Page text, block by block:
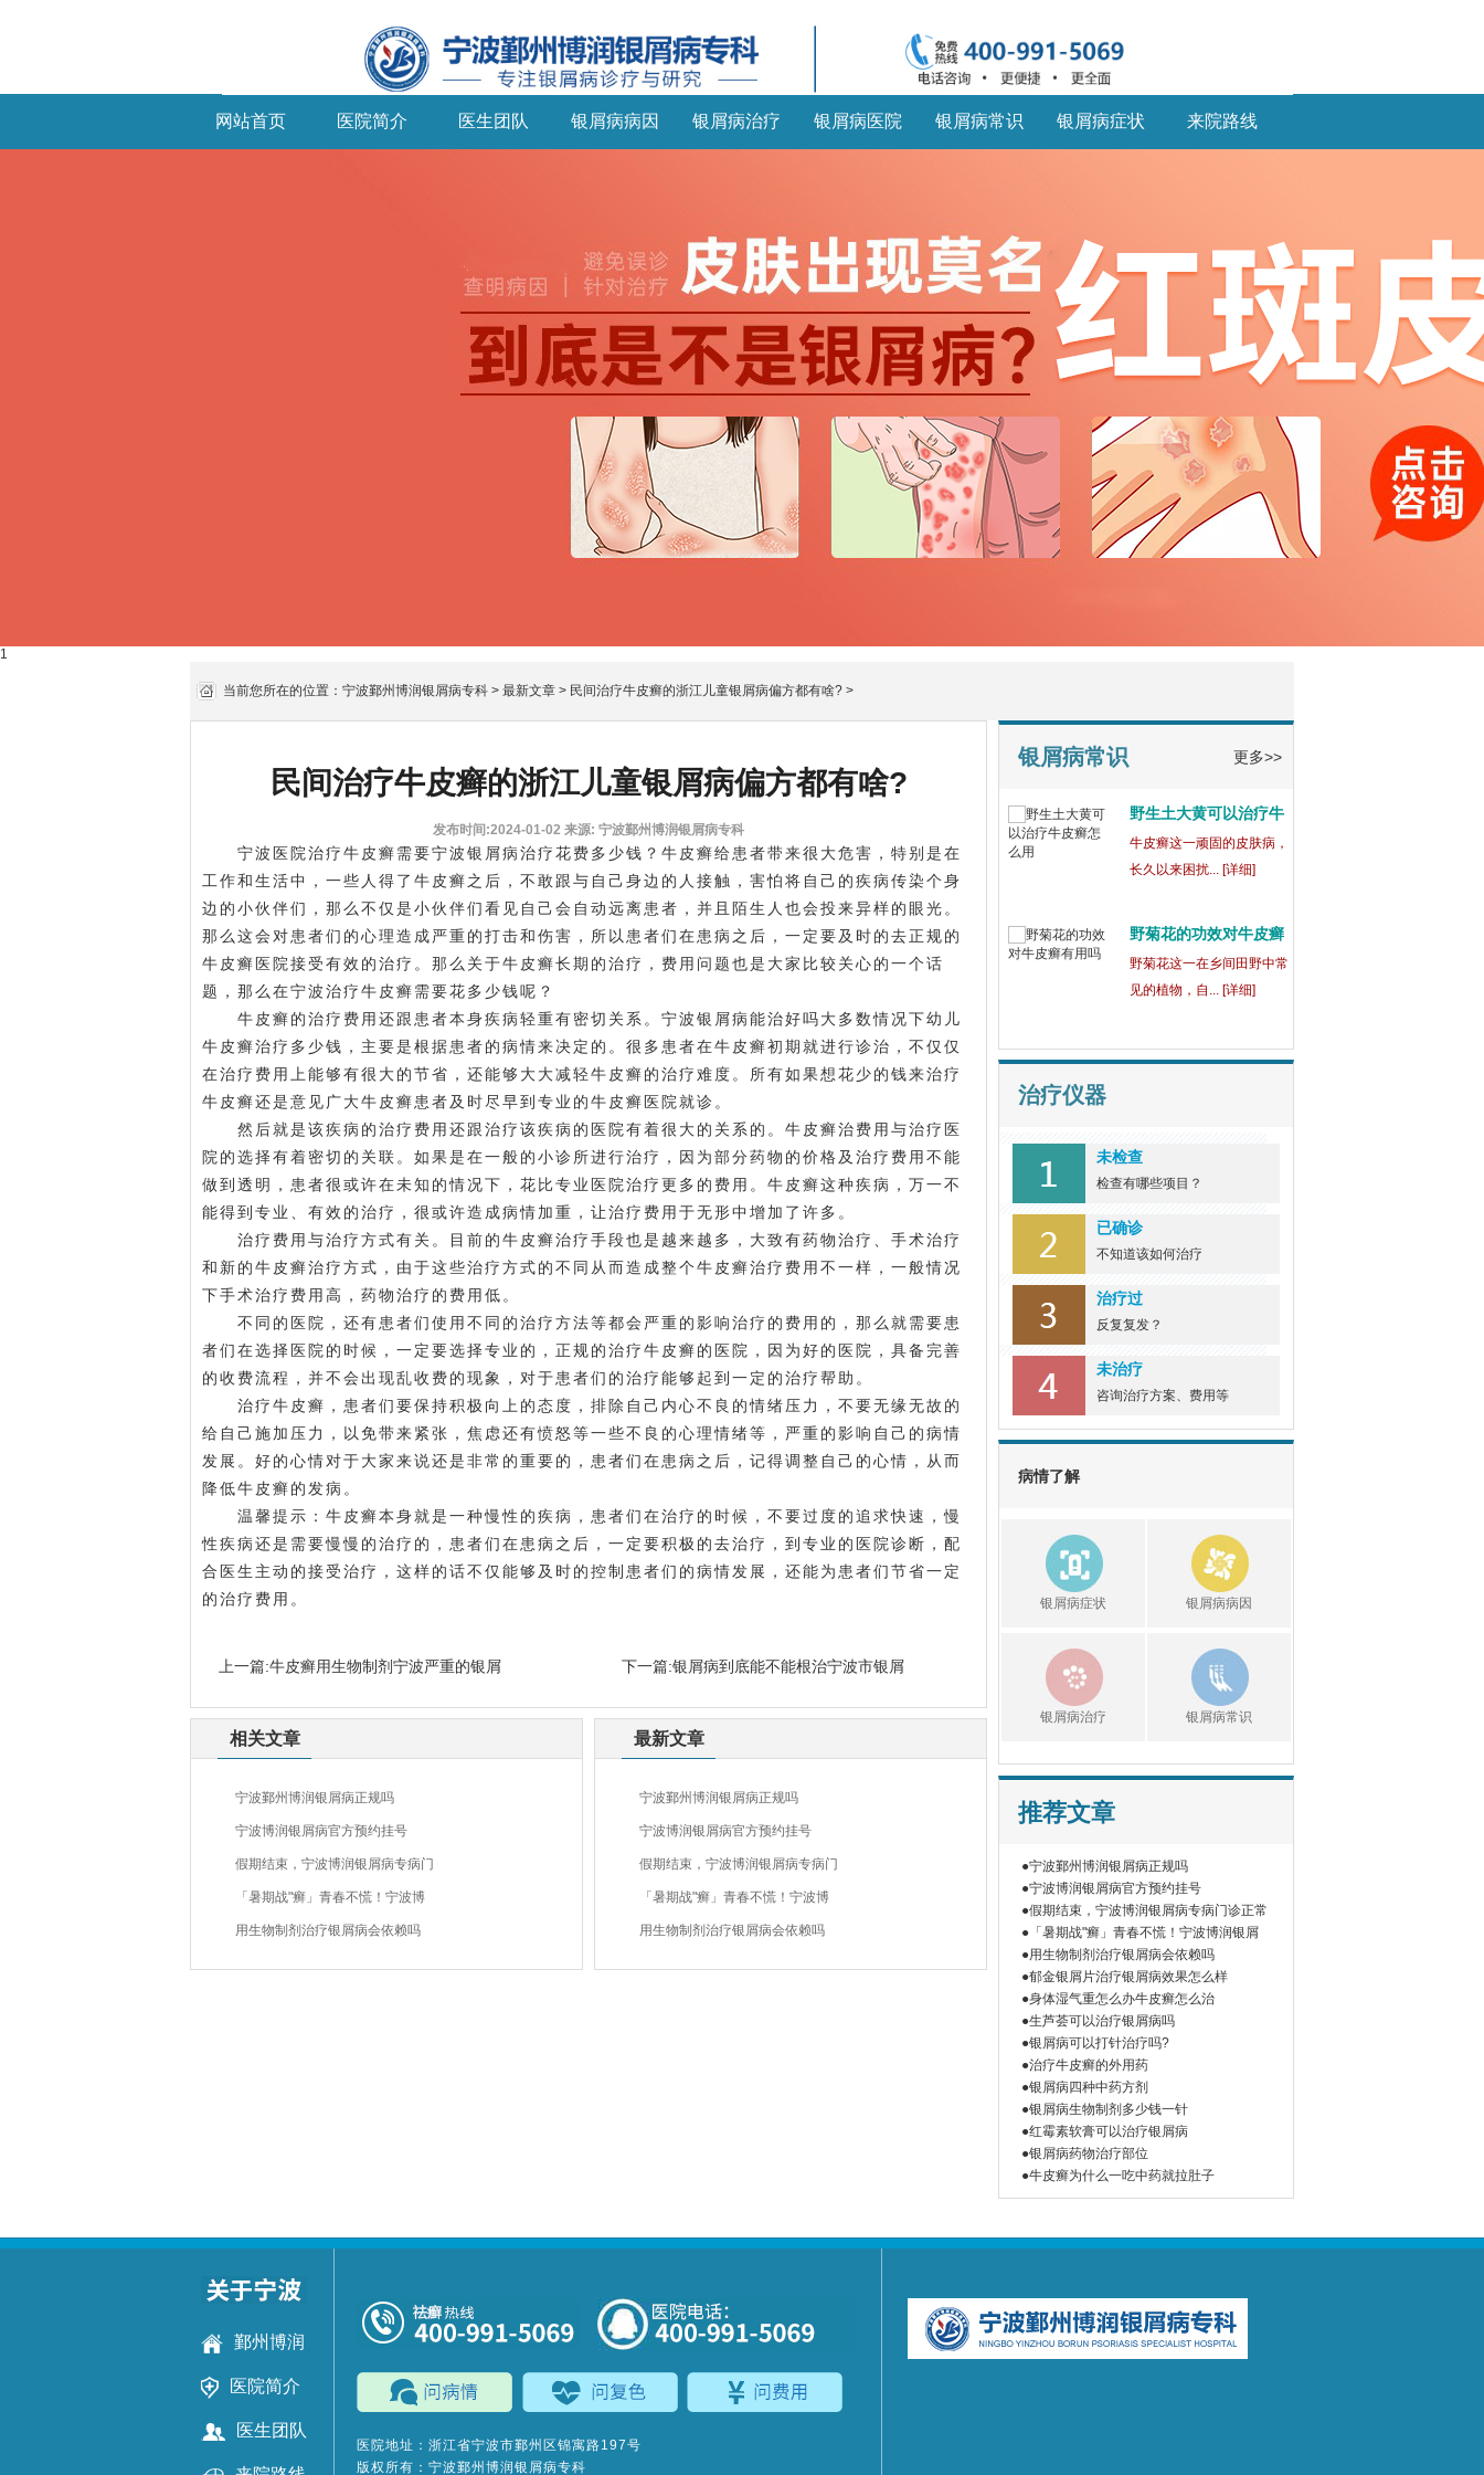
网站首页 医院简介 医生团队 银屑病病因 银屑病治疗 银屑病医院 银屑病常识 银屑病症状 来院路线
1
当前您所在的位置： 宁波鄞州博润银屑病专科 > 最新文章 > 民间治疗牛皮癣的浙江儿童银屑病偏方都有啥? >
民间治疗牛皮癣的浙江儿童银屑病偏方都有啥?
发布时间:2024-01-02 来源: 宁波鄞州博润银屑病专科
宁波医院治疗牛皮癣需要宁波银屑病治疗花费多少钱？牛皮癣给患者带来很大危害，特别是在
工作和生活中，一些人得了牛皮癣之后，不敢跟与自己身边的人接触，害怕将自己的疾病传染个身
边的小伙伴们，那么不仅是小伙伴们看见自己会自动远离患者，并且陌生人也会投来异样的眼光。
那么这会对患者们的心理造成严重的打击和伤害，所以患者们在患病之后，一定要及时的去正规的
牛皮癣医院接受有效的治疗。那么关于牛皮癣长期的治疗，费用问题也是大家比较关心的一个话
题，那么在宁波治疗牛皮癣需要花多少钱呢？
牛皮癣的治疗费用还跟患者本身疾病轻重有密切关系。 宁波银屑病能治好吗大多数情况下幼儿
牛皮癣治疗多少钱，主要是根据患者的病情来决定的。很多患者在牛皮癣初期就进行诊治，不仅仅
在治疗费用上能够有很大的节省，还能够大大减轻牛皮癣的治疗难度。所有如果想花少的钱来治疗
牛皮癣还是意见广大牛皮癣患者及时尽早到专业的牛皮癣医院就诊。
然后就是该疾病的治疗费用还跟治疗该疾病的医院有着很大的关系的。牛皮癣治费用与治疗医
院的选择有着密切的关联。如果是在一般的小诊所进行治疗，因为部分药物的价格及治疗费用不能
做到透明，患者很或许在未知的情况下，花比专业医院治疗更多的费用。牛皮癣这种疾病，万一不
能得到专业、有效的治疗，很或许造成病情加重，让治疗费用于无形中增加了许多。
治疗费用与治疗方式有关。目前的牛皮癣治疗手段也是越来越多，大致有药物治疗、手术治疗
和新的牛皮癣治疗方式，由于这些治疗方式的不同从而造成整个牛皮癣治疗费用不一样，一般情况
下手术治疗费用高，药物治疗的费用低。
不同的医院，还有患者们使用不同的治疗方法等都会严重的影响治疗的费用的，那么就需要患
者们在选择医院的时候，一定要选择专业的，正规的治疗牛皮癣的医院，因为好的医院，具备完善
的收费流程，并不会出现乱收费的现象，对于患者们的治疗能够起到一定的治疗帮助。
治疗牛皮癣，患者们要保持积极向上的态度，排除自己内心不良的情绪压力，不要无缘无故的
给自己施加压力，以免带来紧张，焦虑还有愤怒等一些不良的心理情绪等，严重的影响自己的病情
发展。好的心情对于大家来说还是非常的重要的，患者们在患病之后，记得调整自己的心情，从而
降低牛皮癣的发病。
温馨提示：牛皮癣本身就是一种慢性的疾病，患者们在治疗的时候，不要过度的追求快速，慢
性疾病还是需要慢慢的治疗的，患者们在患病之后，一定要积极的去治疗，到专业的医院诊断，配
合医生主动的接受治疗，这样的话不仅能够及时的控制患者们的病情发展，还能为患者们节省一定
的治疗费用。
上一篇:牛皮癣用生物制剂宁波严重的银屑 下一篇:银屑病到底能不能根治宁波市银屑
相关文章
宁波鄞州博润银屑病正规吗
宁波博润银屑病官方预约挂号
假期结束，宁波博润银屑病专病门
「暑期战"癣」青春不慌！宁波博
用生物制剂治疗银屑病会依赖吗
最新文章
宁波鄞州博润银屑病正规吗
宁波博润银屑病官方预约挂号
假期结束，宁波博润银屑病专病门
「暑期战"癣」青春不慌！宁波博
用生物制剂治疗银屑病会依赖吗
银屑病常识 更多>>
银屑病这一复杂的皮肤病，
常常让患者们... [详细]
野生土大黄可以治疗牛
牛皮癣这一顽固的皮肤病，
长久以来困扰... [详细]
野菊花的功效对牛皮癣
野菊花这一在乡间田野中常
见的植物，自... [详细]
治疗仪器
未检查
检查有哪些项目？
已确诊
不知道该如何治疗
治疗过
反复复发？
未治疗
咨询治疗方案、费用等
病情了解
银屑病症状 银屑病病因
银屑病治疗 银屑病常识
推荐文章
●宁波鄞州博润银屑病正规吗
●宁波博润银屑病官方预约挂号
●假期结束，宁波博润银屑病专病门诊正常
●「暑期战"癣」青春不慌！宁波博润银屑
●用生物制剂治疗银屑病会依赖吗
●郁金银屑片治疗银屑病效果怎么样
●身体湿气重怎么办牛皮癣怎么治
●生芦荟可以治疗银屑病吗
●银屑病可以打针治疗吗?
●治疗牛皮癣的外用药
●银屑病四种中药方剂
●银屑病生物制剂多少钱一针
●红霉素软膏可以治疗银屑病
●银屑病药物治疗部位
●牛皮癣为什么一吃中药就拉肚子
鄞州博润
医院简介
医生团队
医院地址：浙江省宁波市鄞州区锦寓路197号
版权所有：宁波鄞州博润银屑病专科